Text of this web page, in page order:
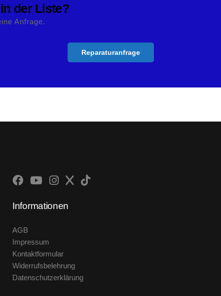
der Liste?
Anfrage.
Reparaturanfrage
Informationen
AGB
Impressum
Kontaktformular
Widerrufsbelehrung
Datenschutzerklärung